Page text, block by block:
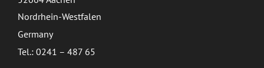
Nordrhein-Westfalen
Germany
Tel.: 0241 – 487 65